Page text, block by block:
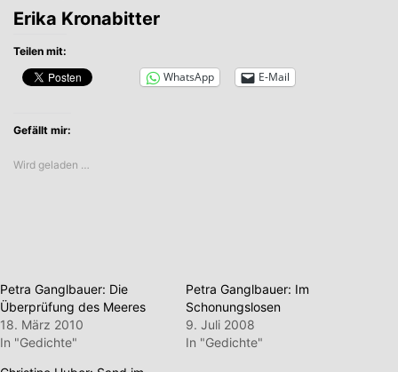
Erika Kronabitter
Teilen mit:
WhatsApp E-Mail
Gefällt mir:
Wird geladen …
Petra Ganglbauer: Die
Überprüfung des Meeres
18. März 2010
In "Gedichte"
Petra Ganglbauer: Im
Schonungslosen
9. Juli 2008
In "Gedichte"